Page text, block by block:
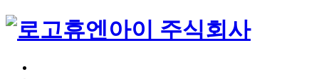
휴엔아이 주식회사